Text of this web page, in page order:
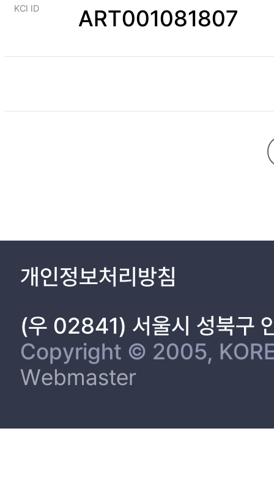
KCI ID ART001081807
개인정보처리방침
(우 02841) 서울시 성북구
Copyright © 2005,
Webmaster